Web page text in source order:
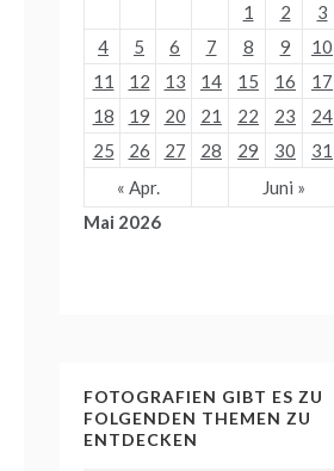
Mai 2026
1
2
3
4
5 6 7 8 9
10
11
12 13 14 15 16
17
18
19 20 21 22 23
24
25
26 27 28 29 30
31
« Apr.
Juni »
FOTOGRAFIEN GIBT ES ZU
FOLGENDEN THEMEN ZU
ENTDECKEN